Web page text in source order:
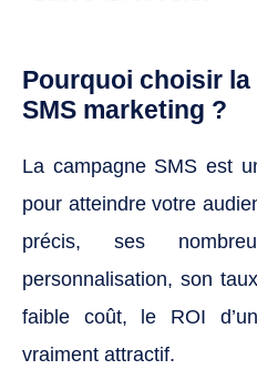
Pourquoi choisir la
SMS marketing ?
La campagne SMS est
pour atteindre votre
précis, ses
personnalisation, son
faible coût, le ROI
vraiment attractif.